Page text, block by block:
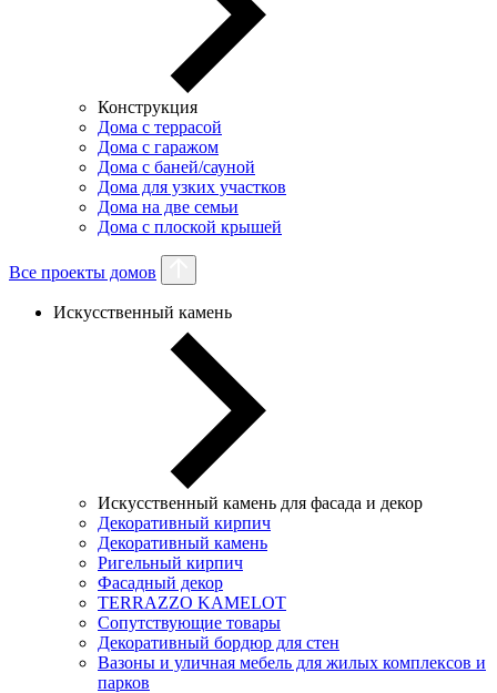
Конструкция
Дома с террасой
Дома с гаражом
Дома с баней/сауной
Дома для узких участков
Дома на две семьи
Дома с плоской крышей
Все проекты домов
Искусственный камень
Искусственный камень для фасада и декор
Декоративный кирпич
Декоративный камень
Ригельный кирпич
Фасадный декор
TERRAZZO KAMELOT
Сопутствующие товары
Декоративный бордюр для стен
Вазоны и уличная мебель для жилых комплексов и
парков